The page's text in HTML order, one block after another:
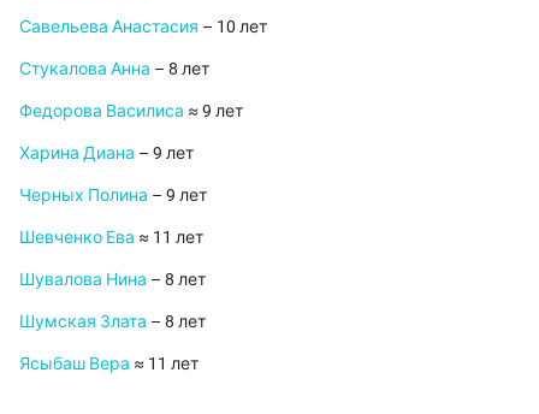
Савельева Анастасия – 10 лет
Стукалова Анна – 8 лет
Федорова Василиса ≈ 9 лет
Харина Диана – 9 лет
Черных Полина – 9 лет
Шевченко Ева ≈ 11 лет
Шувалова Нина – 8 лет
Шумская Злата – 8 лет
Ясыбаш Вера ≈ 11 лет